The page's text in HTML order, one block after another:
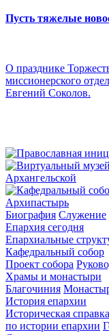
Пусть тяжелые
О празднике
миссионерского
Евгений Соколов.
Архипастырь
Биография Служение
Епархия сегодня
Епархиальные
Кафедральный собор
Проект собора
Храмы и монастыри
Благочиния
История епархии
Историческая справка
по истории епархии